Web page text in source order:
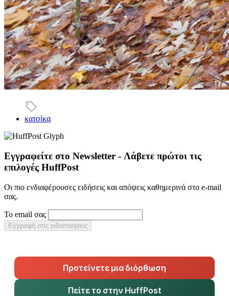
κατσίκα
Εγγραφείτε στο Newsletter - Λάβετε πρώτοι τις
επιλογές HuffPost
Οι πιο ενδιαφέρουσες ειδήσεις και απόψεις καθημερινά στο e-mail
σας.
Το email σας
Εγγραφή στις ειδοποιήσεις
Προτείνετε μια διόρθωση
Πείτε το στην HuffPost